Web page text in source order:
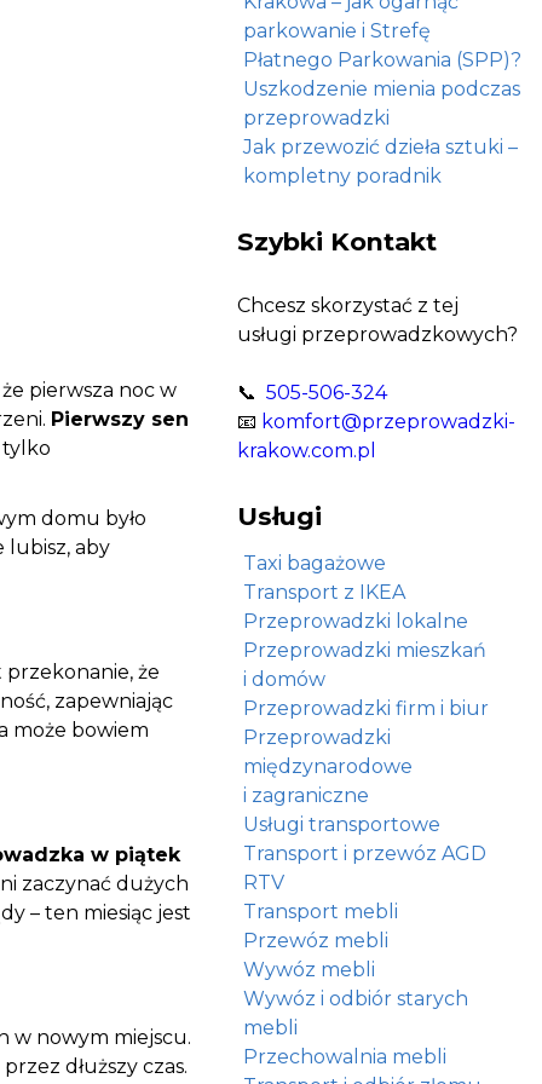
pierwsza noc w
Pierwszy sen
domu było
lubisz, aby
że
zapewniając
może bowiem
w piątek
zaczynać dużych
– ten miesiąc jest
w nowym miejscu.
dłuższy czas.
parkowanie i Strefę
Płatnego Parkowania (SPP)?
Uszkodzenie mienia podczas
przeprowadzki
Jak przewozić dzieła sztuki –
kompletny poradnik
Szybki Kontakt
Chcesz skorzystać z tej
usługi przeprowadzkowych?
📞505-506-324
📧 komfort@przeprowadzki-
krakow.com.pl
Usługi
Taxi bagażowe
Transport z IKEA
Przeprowadzki lokalne
Przeprowadzki mieszkań
i domów
Przeprowadzki firm i biur
Przeprowadzki
międzynarodowe
i zagraniczne
Usługi transportowe
Transport i przewóz AGD
RTV
Transport mebli
Przewóz mebli
Wywóz mebli
Wywóz i odbiór starych
mebli
Przechowalnia mebli